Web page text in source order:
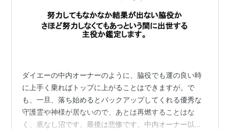
ダイエーの中内オーナーのように、脇役でも運の良い時
に上手く乗ればトップに上がることはできますが。で
も、一旦、落ち始めるとバックアップしてくれる優秀な
守護霊や神様が居ないので、あとは再燃することはな
く、底なし沼です。最後は悲惨です。中内オーナー以外